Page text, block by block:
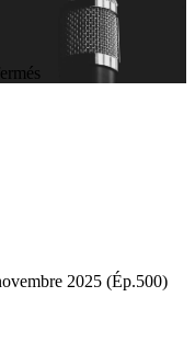
2025 (Ép.500)